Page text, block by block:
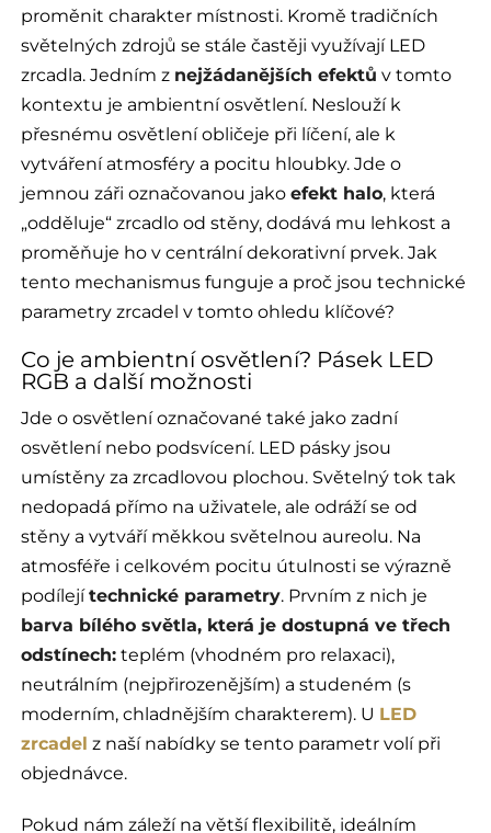
proměnit charakter místnosti. Kromě tradičních
světelných zdrojů se stále častěji využívají LED
zrcadla. Jedním z nejžádanějších efektů v tomto
kontextu je ambientní osvětlení. Neslouží k
přesnému osvětlení obličeje při líčení, ale k
vytváření atmosféry a pocitu hloubky. Jde o
jemnou záři označovanou jakoefekt halo, která
„odděluje“ zrcadlo od stěny, dodává mu lehkost a
proměňuje ho v centrální dekorativní prvek. Jak
tento mechanismus funguje a proč jsou technické
parametry zrcadel v tomto ohledu klíčové?
Co je ambientní osvětlení? Pásek LED
RGB a další možnosti
Jde o osvětlení označované také jako zadní
osvětlení nebo podsvícení. LED pásky jsou
umístěny za zrcadlovou plochou. Světelný tok tak
nedopadá přímo na uživatele, ale odráží se od
stěny a vytváří měkkou světelnou aureolu. Na
atmosféře i celkovém pocitu útulnosti se výrazně
podílejítechnické parametry. Prvním z nich je
barva bílého světla, která je dostupná ve třech
odstínech: teplém (vhodném pro relaxaci),
neutrálním (nejpřirozenějším) a studeném (s
moderním, chladnějším charakterem). U LED
zrcadel z naší nabídky se tento parametr volí při
objednávce.
Pokud nám záleží na větší flexibilitě, ideálním